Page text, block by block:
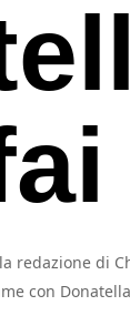
redazione di
con